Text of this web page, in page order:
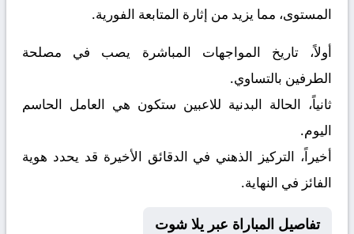
المستوى، مما يزيد من إثارة المتابعة الفورية.
أولاً، تاريخ المواجهات المباشرة يصب في مصلحة
الطرفين بالتساوي.
ثانياً، الحالة البدنية للاعبين ستكون هي العامل الحاسم
اليوم.
أخيراً، التركيز الذهني في الدقائق الأخيرة قد يحدد هوية
الفائز في النهاية.
تفاصيل المباراة عبر يلا شوت